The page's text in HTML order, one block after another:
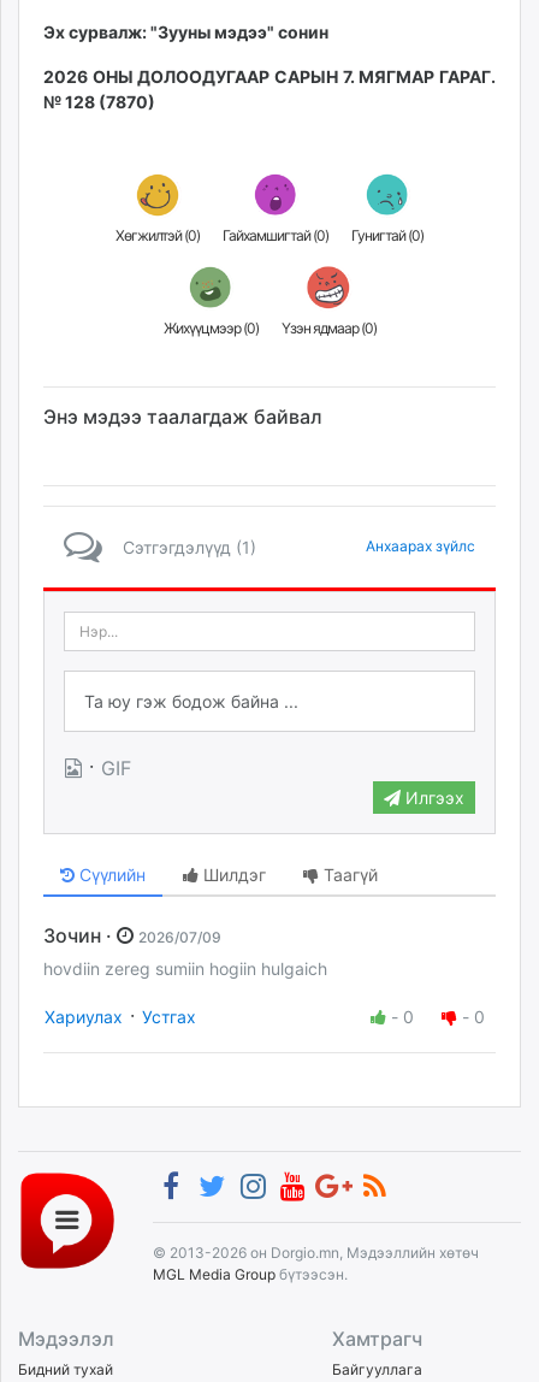
Эх сурвалж: "Зууны мэдээ" сонин
2026 ОНЫ ДОЛООДУГААР САРЫН 7. МЯГМАР ГАРАГ.
№ 128 (7870)
Хөгжилтэй (0) Гайхамшигтай (0) Гунигтай (0)
Жихүүцмээр (0) Үзэн ядмаар (0)
Энэ мэдээ таалагдаж байвал
Сэтгэгдэлүүд (1) Анхаарах зүйлс
· GIF
Илгээх
Сүүлийн Шилдэг Таагүй
Зочин · 2026/07/09
hovdiin zereg sumiin hogiin hulgaich
Хариулах · Устгах - 0 - 0
© 2013-2026 он Dorgio.mn, Мэдээллийн хөтөч
MGL Media Group бүтээсэн.
Мэдээлэл
Бидний тухай
Хамтрагч
Байгууллага